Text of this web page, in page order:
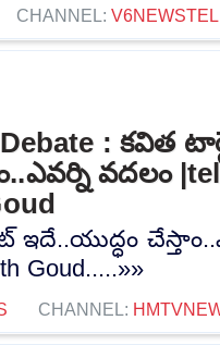
CHANNEL:
: కవిత
వదలం
ఇదే..యుద్ధం
Goud.....»»
CHANNEL: